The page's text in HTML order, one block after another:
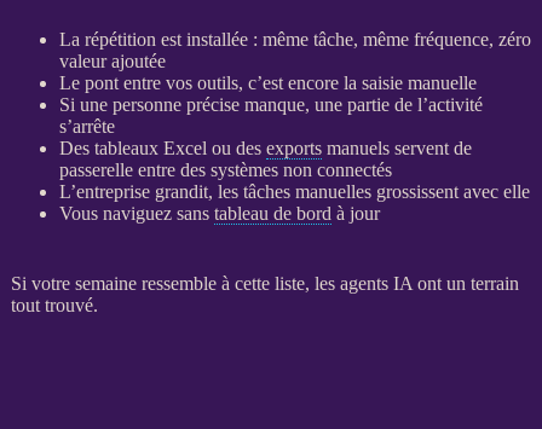
La répétition est installée : même tâche, même fréquence, zéro
valeur ajoutée
Le pont entre vos outils, c’est encore la saisie manuelle
Si une personne précise manque, une partie de l’activité
s’arrête
Des tableaux Excel ou des exportsmanuels servent de
passerelle entre des systèmes non connectés
L’entreprise grandit, les tâches manuelles grossissent avec elle
Vous naviguez sans tableau de bord à jour
Si votre semaine ressemble à cette liste, les agents IA ont un terrain
tout trouvé.